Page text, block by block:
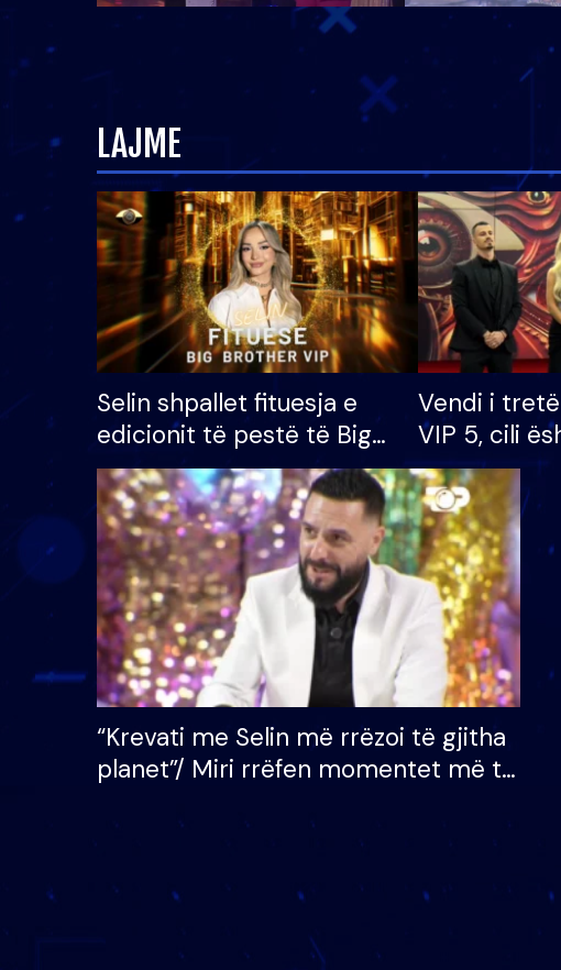
LAJME
Selin shpallet fituesja e
edicionit të pestë të Big
Brother VIP, rrëmben
çmimin e madh prej 100
mijë eurosh
Vendi i
VIP 5, cili
radhës që lë
“Krevati me Selin më rrëzoi të gjitha
planet”/ Miri rrëfen momentet më të
mungojë zilja e mëngjesit kur…